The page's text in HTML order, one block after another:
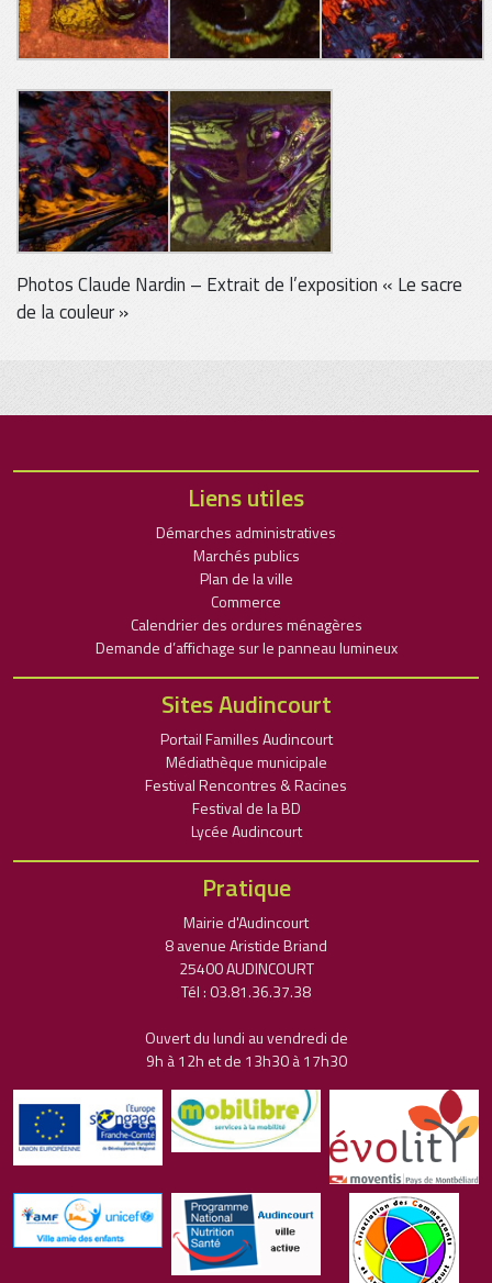
Photos Claude Nardin – Extrait de l’exposition « Le sacre
de la couleur »
Liens utiles
Démarches administratives
Marchés publics
Plan de la ville
Commerce
Calendrier des ordures ménagères
Demande d’affichage sur le panneau lumineux
Sites Audincourt
Portail Familles Audincourt
Médiathèque municipale
Festival Rencontres & Racines
Festival de la BD
Lycée Audincourt
Pratique
Mairie d'Audincourt
8 avenue Aristide Briand
25400 AUDINCOURT
Tél : 03.81.36.37.38
Ouvert du lundi au vendredi de
9h à 12h et de 13h30 à 17h30